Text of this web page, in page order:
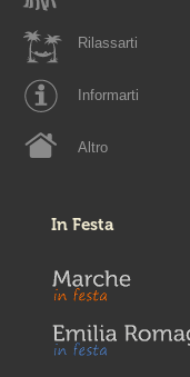
Rilassarti
Informarti
Altro
In Festa